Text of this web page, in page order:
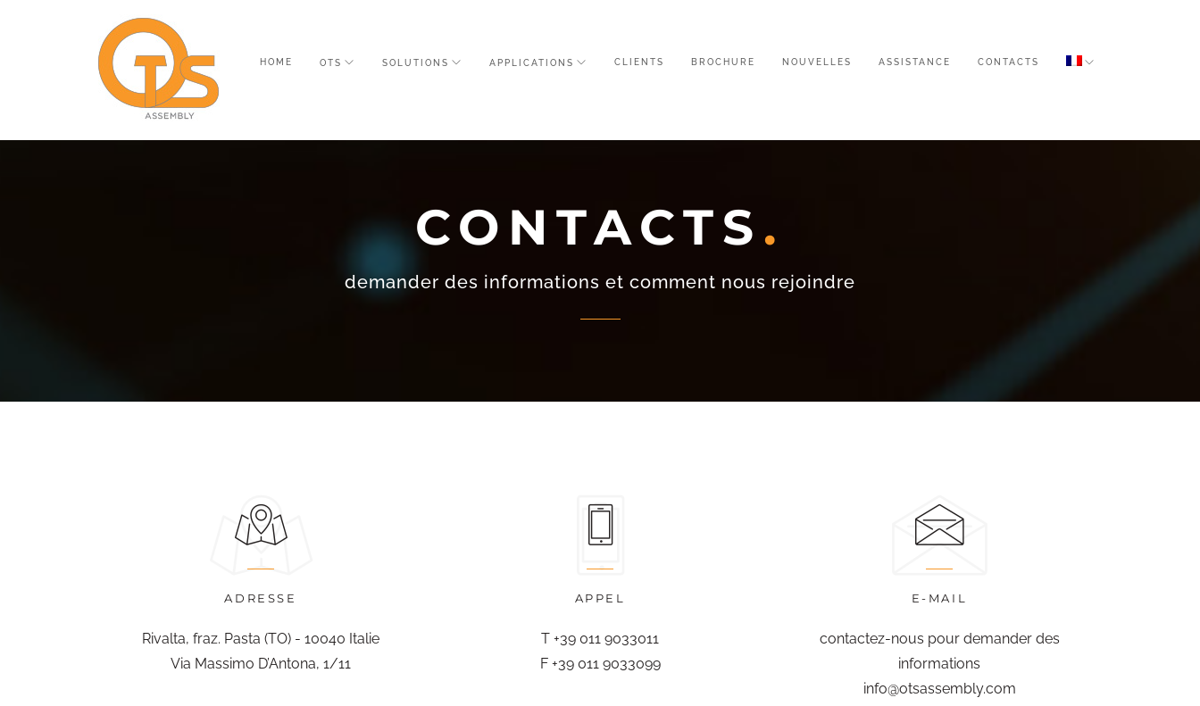
HOME OTS SOLUTIONS APPLICATIONS CLIENTS BROCHURE NOUVELLES ASSISTANCE CONTACTS
CONTACTS
demander des informations et comment nous rejoindre
ADRESSE
Rivalta, fraz. Pasta (TO) - 10040 Italie
Via Massimo D’Antona, 1/11
APPEL
T +39 011 9033011
F +39 011 9033099
E-MAIL
contactez-nous pour demander des
informations
info@otsassembly.com